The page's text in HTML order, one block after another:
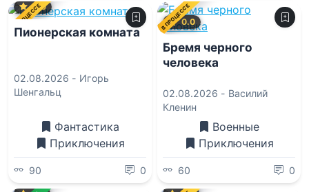
В ПРОЦЕССЕ
0.0
Пионерская комната
02.08.2026 - Игорь
Шенгальц
Фантастика
Приключения
90 0
В ПРОЦЕССЕ
0.0
Бремя черного
человека
02.08.2026 - Василий
Кленин
Военные
Приключения
60 0